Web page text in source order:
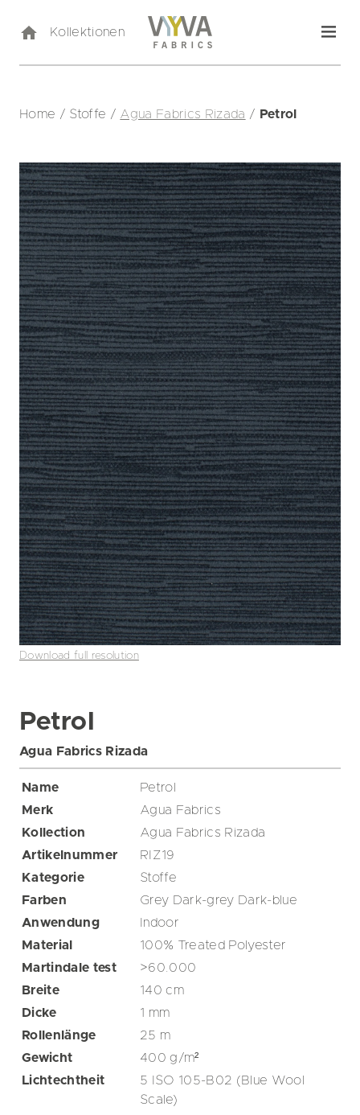
Kollektionen
Home / Stoffe / Agua Fabrics Rizada / Petrol
Download full resolution
Petrol
Agua Fabrics Rizada
Name
Petrol
Merk
Agua Fabrics
Kollection
Agua Fabrics Rizada
Artikelnummer
RIZ19
Kategorie
Stoffe
Farben
Grey Dark-grey Dark-blue
Anwendung
Indoor
Material
100% Treated Polyester
Martindale test
>60.000
Breite
140cm
Dicke
1 mm
Rollenlänge
25 m
Gewicht
400g/m²
Lichtechtheit
5 ISO 105-B02 (Blue Wool
Scale)